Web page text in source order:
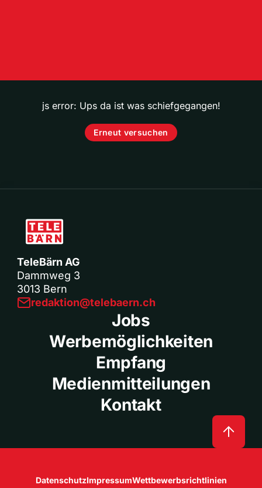
js error: Ups da ist was schiefgegangen!
Erneut versuchen
TeleBärn AG
Dammweg 3
3013 Bern
redaktion@telebaern.ch
Jobs
Werbemöglichkeiten
Empfang
Medienmitteilungen
Kontakt
DatenschutzImpressumWettbewerbsrichtlinien